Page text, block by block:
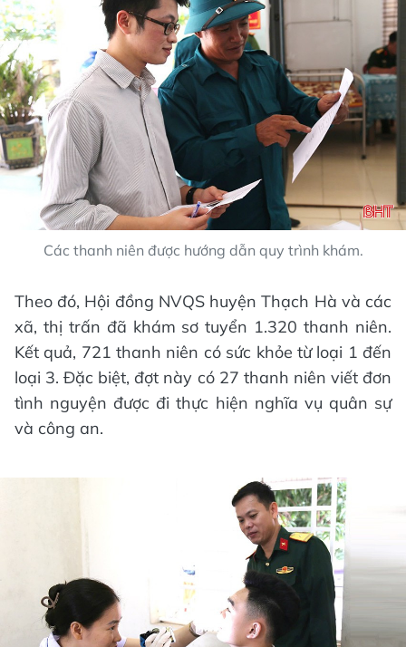
Các thanh niên được hướng dẫn quy trình khám.
Theo đó, Hội đồng NVQS huyện Thạch Hà và các
xã, thị trấn đã khám sơ tuyển 1.320 thanh niên.
Kết quả, 721 thanh niên có sức khỏe từ loại 1 đến
loại 3. Đặc biệt, đợt này có 27 thanh niên viết đơn
tình nguyện được đi thực hiện nghĩa vụ quân sự
và công an.